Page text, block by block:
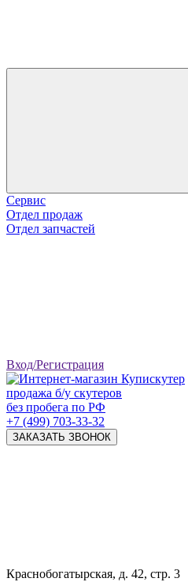
Сервис
Отдел продаж
Отдел запчастей
Вход/Регистрация
продажа б/у скутеров
без пробега по РФ
+7 (499) 703-33-32
ЗАКАЗАТЬ ЗВОНОК
Краснобогатырская, д. 42, стр. 3